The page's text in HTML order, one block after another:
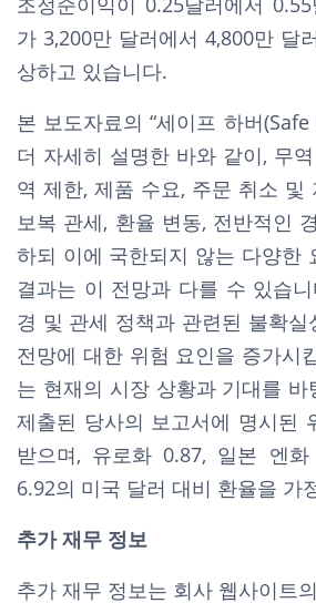
가 3,200만 달러에서 4,800만 달
상하고 있습니다.
본 보도자료의 “세이프 하버
더 자세히 설명한 바와 같이, 무
역 제한, 제품 수요, 주문 취소 및
보복 관세, 환율 변동, 전반적인
하되 이에 국한되지 않는 다양한
결과는 이 전망과 다를 수 있습
경 및 관세 정책과 관련된 불확
전망에 대한 위험 요인을 증가시
는 현재의 시장 상황과 기대를 바
제출된 당사의 보고서에 명시된
받으며, 유로화 0.87, 일본 엔
6.92의 미국 달러 대비 환율을 가
추가 재무 정보
추가 재무 정보는 회사 웹사이트